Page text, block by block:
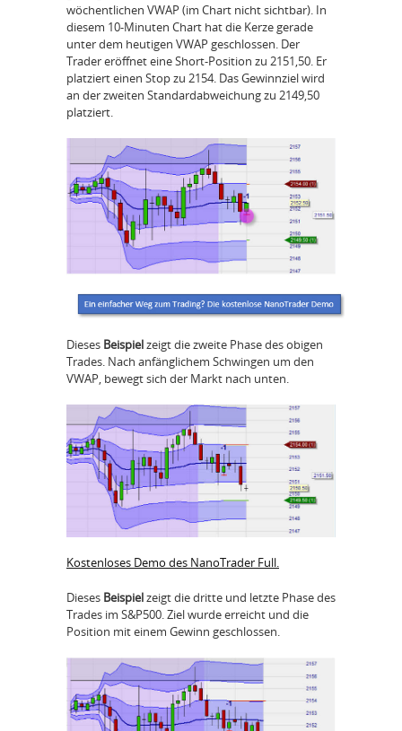
wöchentlichen VWAP (im Chart nicht sichtbar). In
diesem 10-Minuten Chart hat die Kerze gerade
unter dem heutigen VWAP geschlossen. Der
Trader eröffnet eine Short-Position zu 2151,50. Er
platziert einen Stop zu 2154. Das Gewinnziel wird
an der zweiten Standardabweichung zu 2149,50
platziert.
Dieses Beispielzeigt die zweite Phase des obigen
Trades. Nach anfänglichem Schwingen um den
VWAP, bewegt sich der Markt nach unten.
Kostenloses Demo des NanoTrader Full.
Dieses Beispielzeigt die dritte und letzte Phase des
Trades im S&P500. Ziel wurde erreicht und die
Position mit einem Gewinn geschlossen.